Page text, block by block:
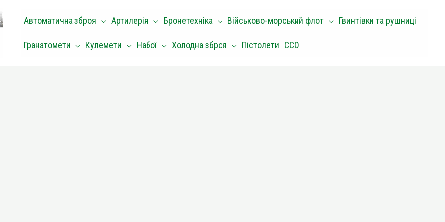
Автоматична зброя Артилерія Бронетехніка Військово-морський флот Гвинтівки та рушниці
Гранатомети Кулемети Набої Холодна зброя Пістолети ССО